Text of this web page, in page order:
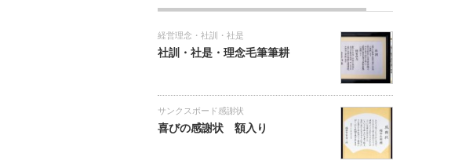
経営理念・社訓・社是
社訓・社是・理念毛筆筆耕
サンクスボード感謝状
喜びの感謝状 額入り